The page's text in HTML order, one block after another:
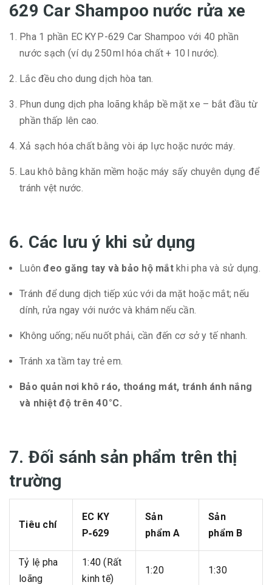
629 Car Shampoo nước rửa xe
Pha 1 phần EC KY P-629 Car Shampoo với 40 phần
nước sạch (ví dụ 250 ml hóa chất + 10 l nước).
Lắc đều cho dung dịch hòa tan.
Phun dung dịch pha loãng khắp bề mặt xe – bắt đầu từ
phần thấp lên cao.
Xả sạch hóa chất bằng vòi áp lực hoặc nước máy.
Lau khô bằng khăn mềm hoặc máy sấy chuyên dụng để
tránh vệt nước.
6. Các lưu ý khi sử dụng
Luônđeo găng tay và bảo hộ mắtkhi pha và sử dụng.
Tránh để dung dịch tiếp xúc với da mặt hoặc mắt; nếu
dính, rửa ngay với nước và khám nếu cần.
Không uống; nếu nuốt phải, cần đến cơ sở y tế nhanh.
Tránh xa tầm tay trẻ em.
Bảo quản nơi khô ráo, thoáng mát, tránh ánh nắng
và nhiệt độ trên 40 °C.
7. Đối sánh sản phẩm trên thị
trường
Tiêu chí
EC KY
P‑629
Sản
phẩm A
Sản
phẩm B
Tỷ lệ pha
loãng
1:40 (Rất
kinh tế)
1:20 1:30